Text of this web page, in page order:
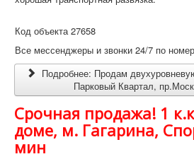
Код объекта 27658
Все мессенджеры и звонки 24/7 по
Подробнее: Продам
Парковый Квартал,
Срочная продажа! 1
доме, м. Гагарина,
мин